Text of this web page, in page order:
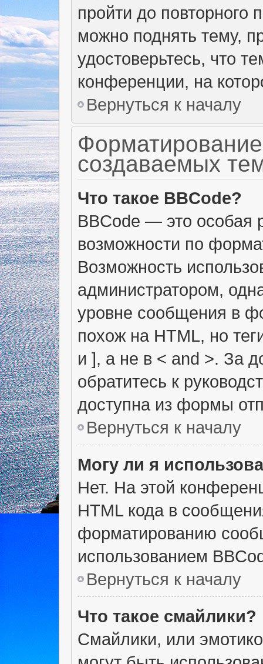
пройти до
можно поднять тему,
удостоверьтесь, что
конференции, на
Вернуться к началу
создаваемых
Что такое BBCode?
BBCode — это особая
возможности по
Возможность
администратором,
уровне сообщения в
похож на HTML, но
и ], а не в < and >. За
обратитесь к
доступна из формы
Вернуться к началу
Могу ли я
Нет. На этой
HTML кода в
форматированию
использованием
Вернуться к началу
Что такое смайлики?
Смайлики, или